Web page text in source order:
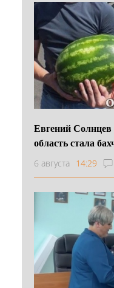
Евгений
область стала
6 августа 14:29